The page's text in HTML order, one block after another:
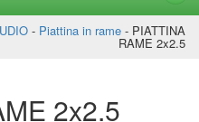
- Piattina in rame - PIATTINA
RAME 2x2.5
2x2.5